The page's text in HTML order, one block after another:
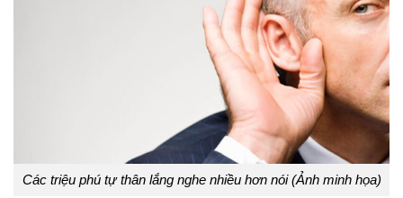
Các triệu phú tự thân lắng nghe nhiều hơn nói (Ảnh minh họa)